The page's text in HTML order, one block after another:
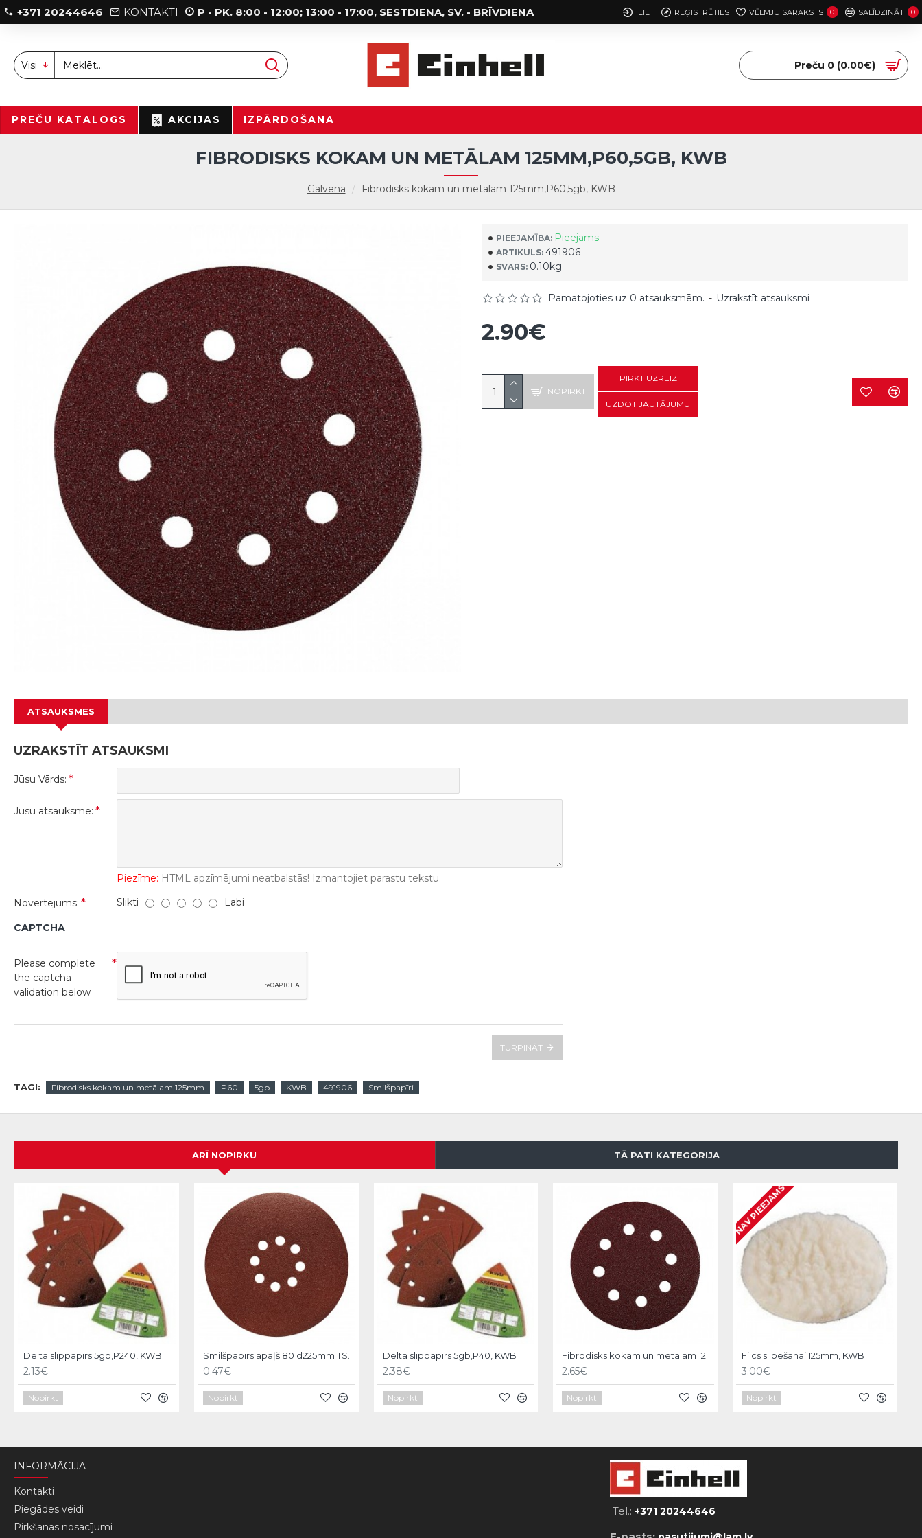
+371 20244646 KONTAKTI P - PK. 8:00 - 12:00; 13:00 - 17:00, SESTDIENA, SV. - BRĪVDIENA IEIET REĢISTRĒTIES VĒLMJU SARAKSTS 0 SALĪDZINĀT 0
Visi Preču 0 (0.00€)
PREČU KATALOGS AKCIJAS IZPĀRDOŠANA
Galvenā Fibrodisks kokam un metālam 125mm,P60,5gb, KWB
FIBRODISKS KOKAM UN METĀLAM 125MM,P60,5GB, KWB
PIEEJAMĪBA: Pieejams
ARTIKULS: 491906
SVARS: 0.10kg
Pamatojoties uz 0 atsauksmēm. - Uzrakstīt atsauksmi
2.90€
NOPIRKT
PIRKT UZREIZ
UZDOT JAUTĀJUMU
ATSAUKSMES
UZRAKSTĪT ATSAUKSMI
Jūsu Vārds:
Jūsu atsauksme:
Piezīme: HTML apzīmējumi neatbalstās! Izmantojiet parastu tekstu.
Novērtējums:
Slikti Labi
CAPTCHA
Please complete
the captcha
validation below
TURPINĀT
TAGI: Fibrodisks kokam un metālam 125mm P60 5gb KWB 491906 Smilšpapīri
ARĪ NOPIRKU TĀ PATI KATEGORIJA
Delta slīppapīrs 5gb,P240, KWB
2.13€
Nopirkt
0.47€
Nopirkt
Delta slīppapīrs 5gb,P40, KWB
2.38€
Nopirkt
2.65€
Nopirkt
NAV PIEEJAMS
Filcs slīpēšanai 125mm, KWB
3.00€
Nopirkt
INFORMĀCIJA
Kontakti
Piegādes veidi
Pirkšanas nosacījumi
Tel.:+371 20244646